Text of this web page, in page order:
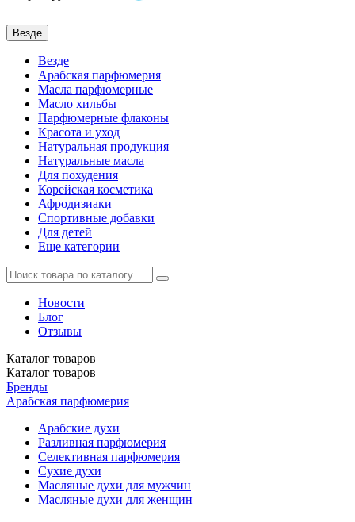
Везде
Везде
Арабская парфюмерия
Масла парфюмерные
Масло хильбы
Парфюмерные флаконы
Красота и уход
Натуральная продукция
Натуральные масла
Для похудения
Корейская косметика
Афродизиаки
Спортивные добавки
Для детей
Еще категории
Новости
Блог
Отзывы
Каталог товаров
Каталог товаров
Бренды
Арабская парфюмерия
Арабские духи
Разливная парфюмерия
Селективная парфюмерия
Сухие духи
Масляные духи для мужчин
Масляные духи для женщин